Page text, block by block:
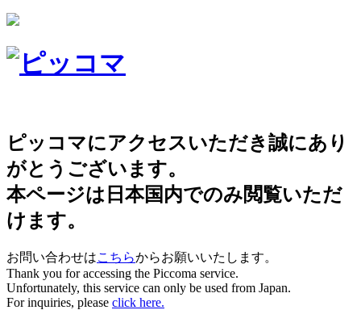
ピッコマにアクセスいただき誠にあり
がとうございます。
本ページは日本国内でのみ閲覧いただ
けます。
お問い合わせはこちらからお願いいたします。
Thank you for accessing the Piccoma service.
Unfortunately, this service can only be used from Japan.
For inquiries, please click here.